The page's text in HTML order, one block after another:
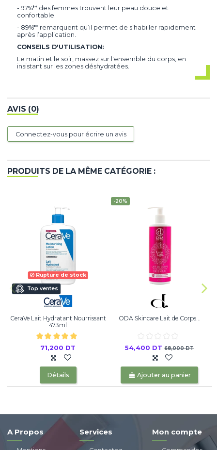
- 97%** des femmes trouvent leur peau douce et
confortable.
- 89%** remarquent qu’il permet de s’habiller rapidement
après l’application.
CONSEILS D'UTILISATION:
Le matin et le soir, massez sur l'ensemble du corps, en
insistant sur les zones déshydratées.
AVIS (0)
Connectez-vous pour écrire un avis
PRODUITS DE LA MÊME CATÉGORIE :
Top ventes
Rupture de stock
CeraVe Lait Hydratant Nourrissant
473ml
71,200 DT
Détails
-20%
ODA Skincare Lait de Corps...
54,400 DT68,000 DT
Ajouter au panier
A Propos Services Mon compte